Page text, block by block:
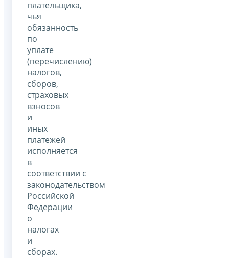
плательщика,
чья
обязанность
по
уплате
(перечислению)
налогов,
сборов,
страховых
взносов
и
иных
платежей
исполняется
в
соответствии с
законодательством
Российской
Федерации
о
налогах
и
сборах.